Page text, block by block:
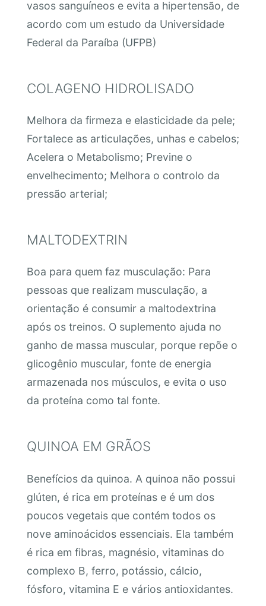
vasos sanguíneos e evita a hipertensão, de
acordo com um estudo da Universidade
Federal da Paraíba (UFPB)
COLAGENO HIDROLISADO
Melhora da firmeza e elasticidade da pele;
Fortalece as articulações, unhas e cabelos;
Acelera o Metabolismo; Previne o
envelhecimento; Melhora o controlo da
pressão arterial;
MALTODEXTRIN
Boa para quem faz musculação: Para
pessoas que realizam musculação, a
orientação é consumir a maltodextrina
após os treinos. O suplemento ajuda no
ganho de massa muscular, porque repõe o
glicogênio muscular, fonte de energia
armazenada nos músculos, e evita o uso
da proteína como tal fonte.
QUINOA EM GRÃOS
Benefícios da quinoa. A quinoa não possui
glúten, é rica em proteínas e é um dos
poucos vegetais que contém todos os
nove aminoácidos essenciais. Ela também
é rica em fibras, magnésio, vitaminas do
complexo B, ferro, potássio, cálcio,
fósforo, vitamina E e vários antioxidantes.